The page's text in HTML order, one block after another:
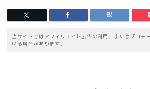
当サイトではアフィリエイト広告の利用、またはプロモ
いる場合があります。